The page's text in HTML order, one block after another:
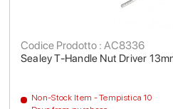
Sealey T-Handle Nut Driver
Codice Prodotto : AC8336
Non-Stock Item - Tempistica 10